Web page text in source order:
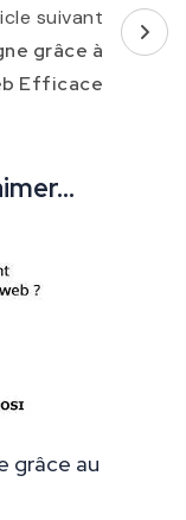
suivant
grâce à
Efficace
grâce au